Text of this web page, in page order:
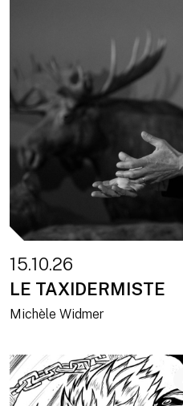
15.10.26
LE TAXIDERMISTE
Michèle Widmer